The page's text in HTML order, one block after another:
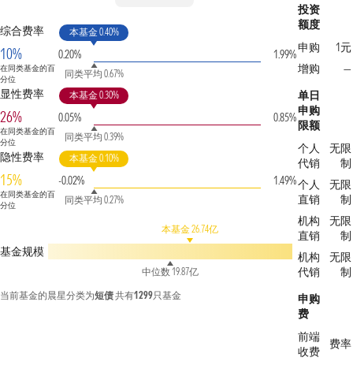
综合费率
10%
在同类基金的百
分位
0.20%
本基金 0.40%
同类平均 0.67%
1.99%
显性费率
26%
在同类基金的百
分位
0.05%
本基金 0.30%
同类平均 0.39%
0.85%
隐性费率
15%
在同类基金的百
分位
-0.02%
本基金 0.10%
同类平均 0.27%
1.49%
基金规模
本基金 26.74亿
中位数 19.87亿
当前基金的晨星分类为短债共有1299只基金
投资
额度
申购
1元
增购
—
单日
申购
限额
个人
代销
无限
制
个人
直销
无限
制
机构
直销
无限
制
机构
代销
无限
制
申购
费
前端
收费
费率